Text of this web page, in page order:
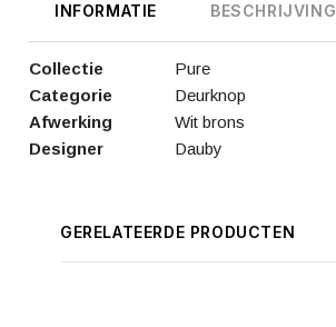
INFORMATIE BESCHRIJVING
Collectie
Pure
Categorie
Deurknop
Afwerking
Wit brons
Designer
Dauby
GERELATEERDE PRODUCTEN